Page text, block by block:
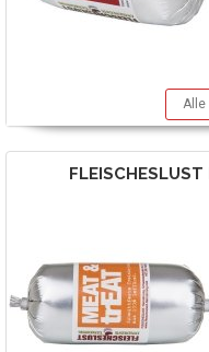
Alle
FLEISCHESLUST